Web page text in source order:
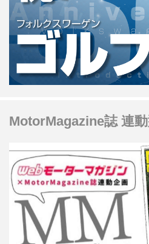
MotorMagazine誌 連